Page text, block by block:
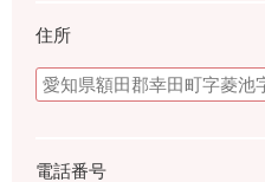
住所
電話番号